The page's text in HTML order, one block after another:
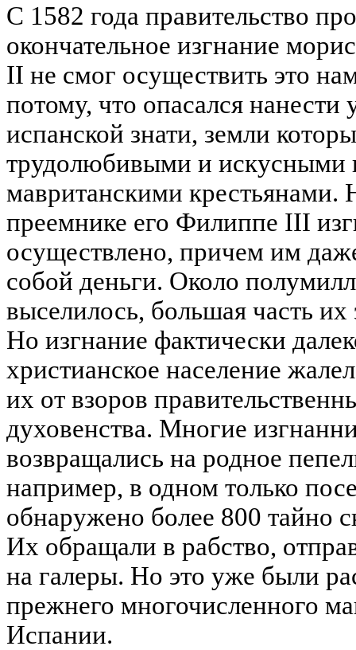
С 1582 года правительство
окончательное изгнание
II не смог осуществить это
потому, что опасался
испанской знати, земли
трудолюбивыми и искусными
мавританскими крестьянами.
преемнике его Филиппе III
осуществлено, причем им
собой деньги. Около
выселилось, большая часть
Но изгнание фактически
христианское население
их от взоров
духовенства. Многие
возвращались на родное
например, в одном только
обнаружено более 800 тайно
Их обращали в рабство,
на галеры. Но это уже были
прежнего многочисленного
Испании.